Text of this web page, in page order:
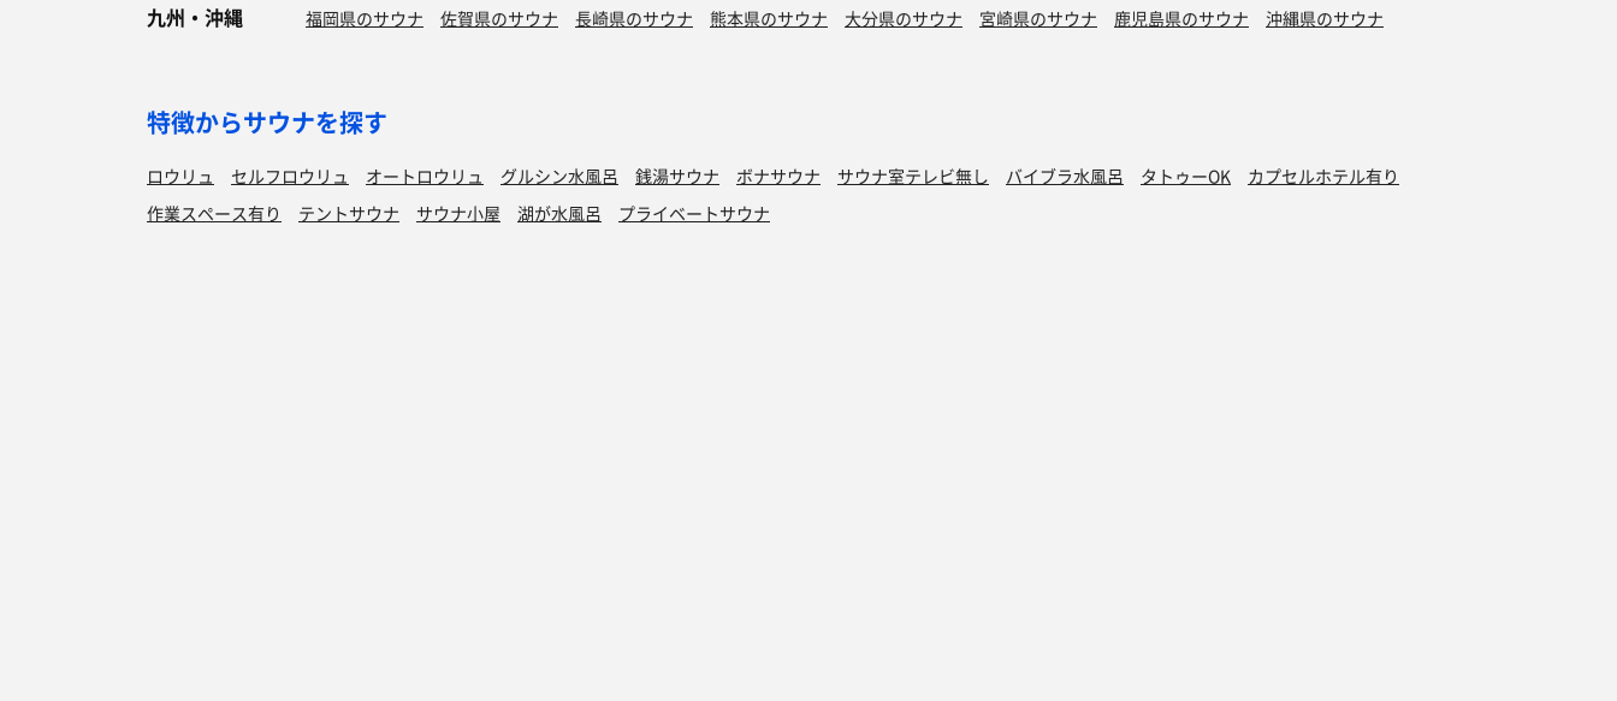
九州・沖縄 福岡県のサウナ 佐賀県のサウナ 長崎県のサウナ 熊本県のサウナ 大分県のサウナ 宮崎県のサウナ 鹿児島県のサウナ 沖縄県のサウナ
特徴からサウナを探す
ロウリュ セルフロウリュ オートロウリュ グルシン水風呂 銭湯サウナ ボナサウナ サウナ室テレビ無し バイブラ水風呂 タトゥーOK
カプセルホテル有り
作業スペース有り
テントサウナ サウナ小屋 湖が水風呂 プライベートサウナ